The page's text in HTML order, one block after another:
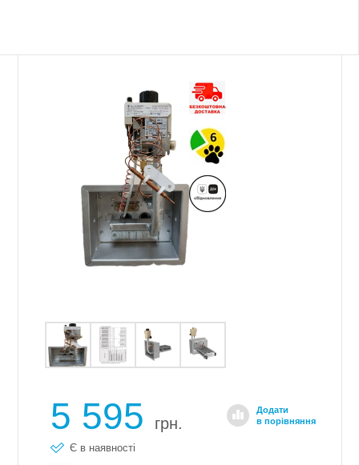
5 595 грн.
Додати
в порівняння
Є в наявності